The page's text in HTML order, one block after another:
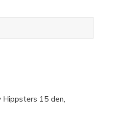
Hippsters 15 den,